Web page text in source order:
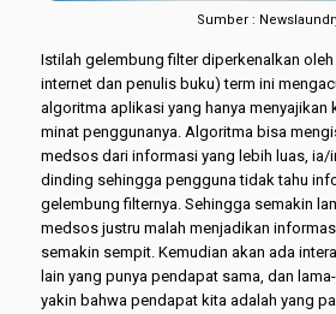
Sumber :
Istilah gelembung filter diperkenalkan oleh
internet dan penulis buku) term ini
algoritma aplikasi yang hanya menyajikan
minat penggunanya. Algoritma bisa
medsos dari informasi yang lebih luas, ia/
dinding sehingga pengguna tidak tahu
gelembung filternya. Sehingga semakin
medsos justru malah menjadikan
semakin sempit. Kemudian akan ada
lain yang punya pendapat sama, dan
yakin bahwa pendapat kita adalah yang